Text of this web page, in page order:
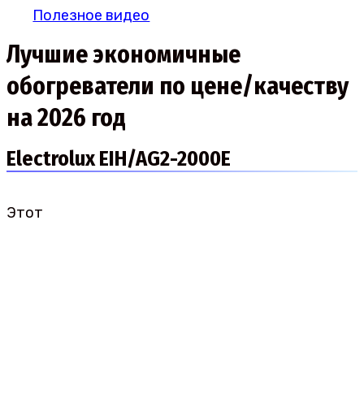
Полезное видео
Лучшие экономичные
обогреватели по цене/качеству
на 2026 год
Electrolux EIH/AG2-2000E
Этот